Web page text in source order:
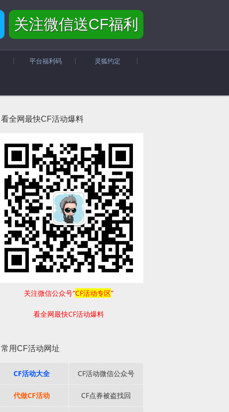
关注微信送CF福利
平台福利码 灵狐约定
看全网最快CF活动爆料
关注微信公众号“CF活动专区”
看全网最快CF活动爆料
常用CF活动网址
CF活动大全 CF活动微信公众号
代做CF活动 CF点券被盗找回